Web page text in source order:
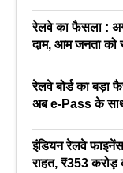
रेलवे का फैसला :
दाम, आम जनता को
रेलवे बोर्ड का बड़ा
अब e-Pass के साथ
इंडियन रेलवे फाइनेंस
राहत, ₹353 करोड़